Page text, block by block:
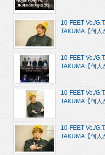
10-FEET Vo./
TAKUMA【何人
10-FEET Vo./
TAKUMA【何人
10-FEET Vo./
TAKUMA【何人
10-FEET Vo./
TAKUMA【何人